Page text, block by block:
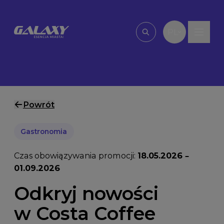
Wpisz, czego
Powrót
Gastronomia
Czas obowiązywania promocji: 18.05.2026 –
01.09.2026
Odkryj nowości
w Costa Coffee